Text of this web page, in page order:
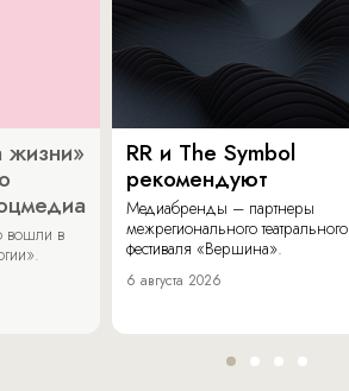
жизни»
вошли в
RR и The Symbol
рекомендуют
Медиабренды – партнеры
межрегионального театрального
фестиваля «Вершина».
6 августа 2026